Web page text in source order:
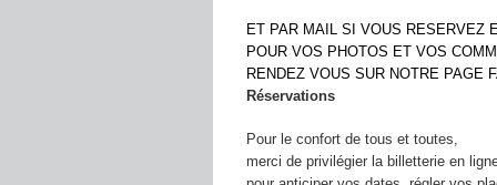
ET PAR MAIL SI VOUS RESERVEZ
POUR VOS PHOTOS ET VOS
RENDEZ VOUS SUR NOTRE PAGE
Réservations
Pour le confort de tous et toutes,
merci de privilégier la billetterie en